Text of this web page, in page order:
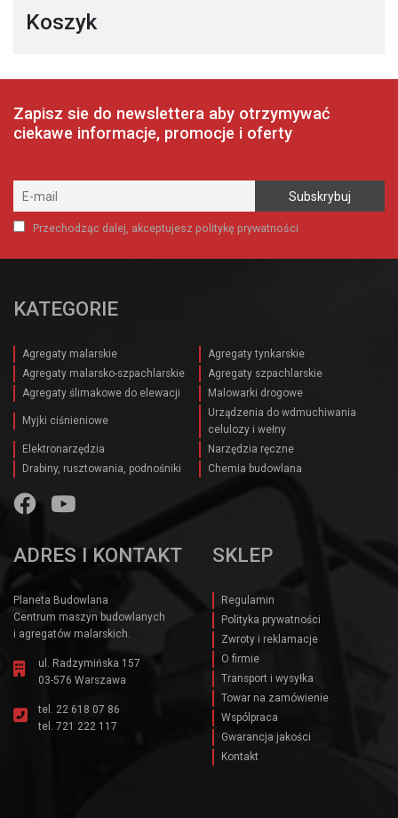
Koszyk
Zapisz sie do newslettera aby otrzymywać
ciekawe informacje, promocje i oferty
Przechodząc dalej, akceptujesz politykę prywatności
KATEGORIE
Agregaty malarskie
Agregaty tynkarskie
Agregaty malarsko-szpachlarskie
Agregaty szpachlarskie
Agregaty ślimakowe do elewacji
Malowarki drogowe
Myjki ciśnieniowe
Urządzenia do wdmuchiwania
celulozy i wełny
Elektronarzędzia
Narzędzia ręczne
Drabiny, rusztowania, podnośniki
Chemia budowlana
ADRES I KONTAKT
Planeta Budowlana
Centrum maszyn budowlanych
i agregatów malarskich.
ul. Radzymińska 157
03-576 Warszawa
tel. 22 618 07 86
tel. 721 222 117
SKLEP
Regulamin
Polityka prywatności
Zwroty i reklamacje
O firmie
Transport i wysyłka
Towar na zamówienie
Wspólpraca
Gwarancja jakości
Kontakt